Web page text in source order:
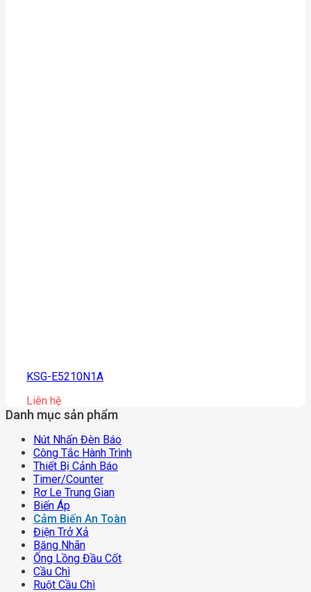
KSG-E5210N1A
Liên hệ
Danh mục sản phẩm
Nút Nhấn Đèn Báo
Công Tắc Hành Trình
Thiết Bị Cảnh Báo
Timer/counter
Rơ Le Trung Gian
Biến Áp
Cảm Biến An Toàn
Điện Trở Xả
Băng Nhãn
Ống Lồng Đầu Cốt
Cầu Chì
Ruột Cầu Chì